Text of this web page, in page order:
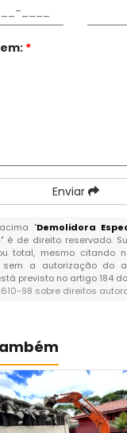
*
Enviar
"Demolidora
" é de direito reservado.
total, mesmo citando
sem a autorização do
previsto no artigo 184
98 sobre direitos